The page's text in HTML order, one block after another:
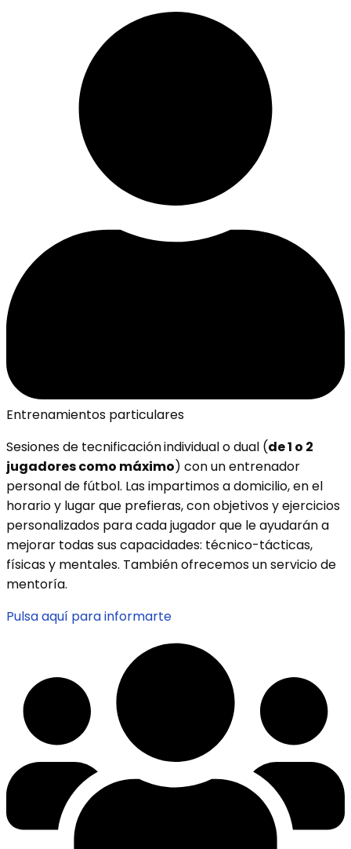
Entrenamientos particulares
Sesiones de tecnificaciónindividual o dual (de 1 o 2
jugadores como máximo) con un entrenador
personal de fútbol. Las impartimos a domicilio, en el
horario y lugar que prefieras, con objetivos y ejercicios
personalizados para cada jugador que le ayudarán a
mejorar todas sus capacidades: técnico-tácticas,
físicas y mentales. También ofrecemos un servicio de
mentoría.
Pulsa aquí para informarte